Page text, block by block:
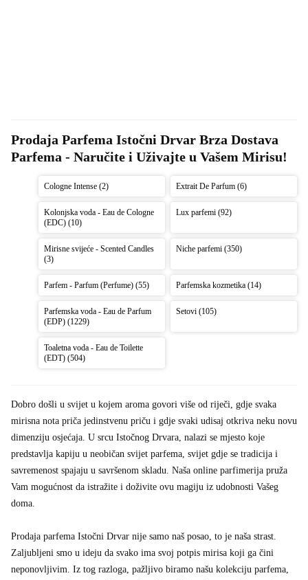
Prodaja Parfema Istočni Drvar Brza Dostava
Parfema - Naručite i Uživajte u Vašem Mirisu!
Cologne Intense (2) Extrait De Parfum (6)
Kolonjska voda - Eau de Cologne
(EDC) (10)
Lux parfemi (92)
Mirisne svijeće - Scented Candles
(3)
Niche parfemi (350)
Parfem - Parfum (Perfume) (55) Parfemska kozmetika (14)
Parfemska voda - Eau de Parfum
(EDP) (1229)
Setovi (105)
Toaletna voda - Eau de Toilette
(EDT) (504)
Dobro došli u svijet u kojem aroma govori više od riječi, gdje svaka
mirisna nota priča jedinstvenu priču i gdje svaki udisaj otkriva neku novu
dimenziju osjećaja. U srcu Istočnog Drvara, nalazi se mjesto koje
predstavlja kapiju u neobičan svijet parfema, svijet gdje se tradicija i
savremenost spajaju u savršenom skladu. Naša online parfimerija pruža
Vam mogućnost da istražite i doživite ovu magiju iz udobnosti Vašeg
doma.
Prodaja parfema Istočni Drvar nije samo naš posao, to je naša strast.
Zaljubljeni smo u ideju da svako ima svoj potpis mirisa koji ga čini
neponovljivim. Iz tog razloga, pažljivo biramo našu kolekciju parfema,